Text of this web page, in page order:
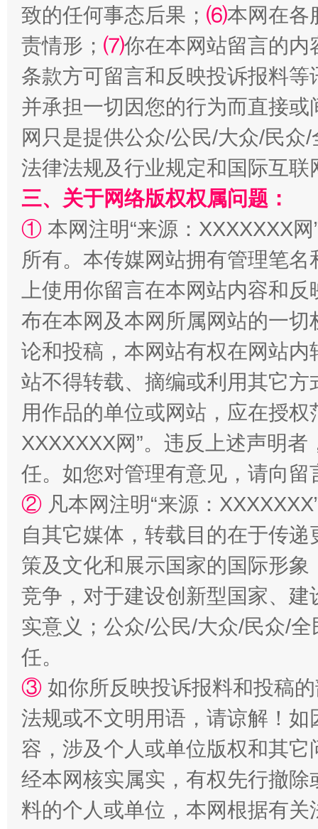
全民健身五年计划来了！等你上场
阿坝州三大球赛在茂县开幕 规模
扯下公款旅游的“隐身衣” 如何以
致的任何事态后果； ⑹本网在各
责情形； ⑺你在本网站留言的内
条款方可留言和反映投诉报料
并承担一切因您的行为而直接
网只是提供公众/公民/大众/民
法律法规及行业规定和国际互
三、关于网络版权权属问题：
① 本网注明“来源：XXXXXXX
所有。本传媒网站拥有管理笔
上使用你留言在本网站内容和
布在本网及本网所属网站的一
论和投稿，本网站有权在网站
站不得转载、摘编或利用其它
用作品的单位或网站，应在授
XXXXXXX网”。违反上述声明
任。如您对管理有意见，请向
② 凡本网注明“来源：
自其它媒体，转载目的在于传
策及文化和展示国家的国际形
竞争，对于建设创新型国家、
实意义；公众/公民/大众/民众/
任。
③ 如你所反映投诉报料和投稿
法规或不文明用语，请谅解！
容，涉及个人或单位版权和其它
经本网核实属实，有权先行撤
料的个人或单位，本网根据有